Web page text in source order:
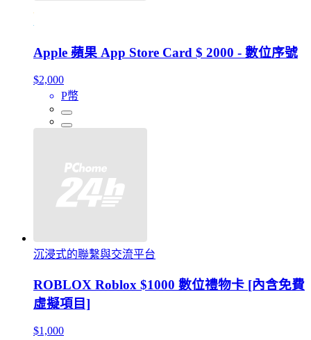
Apple 蘋果 App Store Card $ 2000 - 數位序號
$2,000
P幣
沉浸式的聯繫與交流平台
ROBLOX Roblox $1000 數位禮物卡 [內含免費
虛擬項目]
$1,000